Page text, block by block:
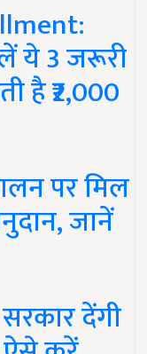
ये 3 जरूरी
है ₹2,000
पर मिल
जानें
देंगी